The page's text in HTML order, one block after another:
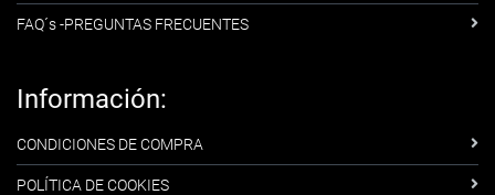
FAQ´s -PREGUNTAS FRECUENTES
Información:
CONDICIONES DE COMPRA
POLÍTICA DE COOKIES